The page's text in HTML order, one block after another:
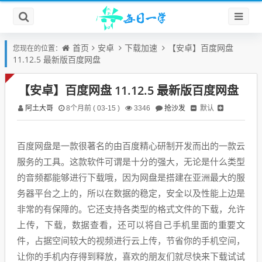
您现在的位置： 首页 安卓 下载加速
【安卓】百度网盘
11.12.5 最新版百度网盘
【安卓】百度网盘 11.12.5 最新版百度网盘
阿土大哥 8个月前 ( 03-15 ) 3346 抢沙发 默认
百度网盘是一款很著名的由百度精心研制开发而出的一款云
服务的工具。这款软件可谓是十分的强大，无论是什么类型
的音频都能够进行下载哦，因为网盘是搭建在亚洲最大的服
务器平台之上的，所以在数据的稳定，安全以及性能上边是
非常的有保障的。它还支持各类型的格式文件的下载，允许
上传，下载，数据查看，还可以将自己手机里面的重要文
件，占据空间较大的视频进行云上传，节省你的手机空间，
让你的手机内存得到释放，喜欢的朋友们就尽快来下载试试